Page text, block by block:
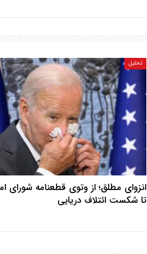
تحلیل
انزوای مطلق؛ از وتوی قطعنامه شورای
تا شکست ائتلاف دریایی